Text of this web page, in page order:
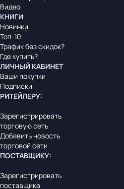
Видео
КНИГИ
Новинки
Топ-10
Трафик без скидок?
Где купить?
ЛИЧНЫЙ КАБИНЕТ
Ваши покупки
Подписки
РИТЕЙЛЕРУ:
Зарегистрировать
торговую сеть
Добавить новость
торговой сети
ПОСТАВЩИКУ:
Зарегистрировать
поставщика